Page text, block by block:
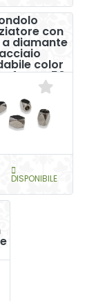
con
con
diamante
color
4 mm x50
DISPONIBILE